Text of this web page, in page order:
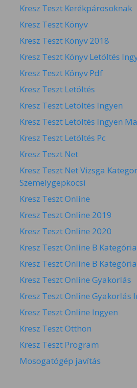
Kresz Teszt Kerékpárosoknak
Kresz Teszt Könyv
Kresz Teszt Könyv 2018
Kresz Teszt Könyv Letöltés
Kresz Teszt Könyv Pdf
Kresz Teszt Letöltés
Kresz Teszt Letöltés Ingyen
Kresz Teszt Letöltés Ingyen
Kresz Teszt Letöltés Pc
Kresz Teszt Net
Kresz Teszt Net Vizsga
Szemelygepkocsi
Kresz Teszt Online
Kresz Teszt Online 2019
Kresz Teszt Online 2020
Kresz Teszt Online B
Kresz Teszt Online B
Kresz Teszt Online Gyakorlás
Kresz Teszt Online Gyakorlás
Kresz Teszt Online Ingyen
Kresz Teszt Otthon
Kresz Teszt Program
Mosogatógép javítás